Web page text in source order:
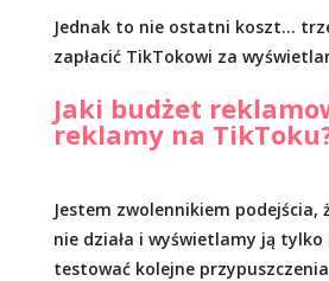
Jednak to nie ostatni koszt…
zapłacić TikTokowi za
Jaki budżet
reklamy na
Jestem zwolennikiem podejścia,
nie działa i wyświetlamy ją tylko
testować kolejne